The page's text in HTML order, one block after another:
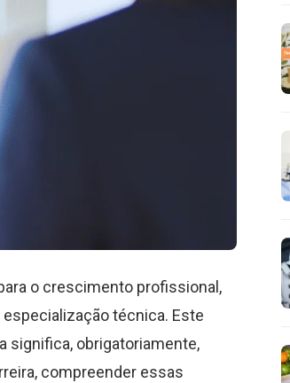
o crescimento profissional,
técnica. Este
significa, obrigatoriamente,
compreender essas